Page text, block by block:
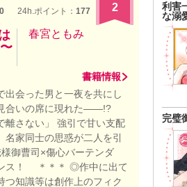
24h.ポイント： 177 2
春宮ともみ
書籍情報
出会った男と一夜を共にし
合いの席に現れた――!?
離さない」 強引で甘い支配
家同士の思惑が二人を引
御曹司×傷心バーテンダ
ス！ ＊＊＊ ◎作中に出て
つ知識等は創作上のフィク
利害
な溺
完璧